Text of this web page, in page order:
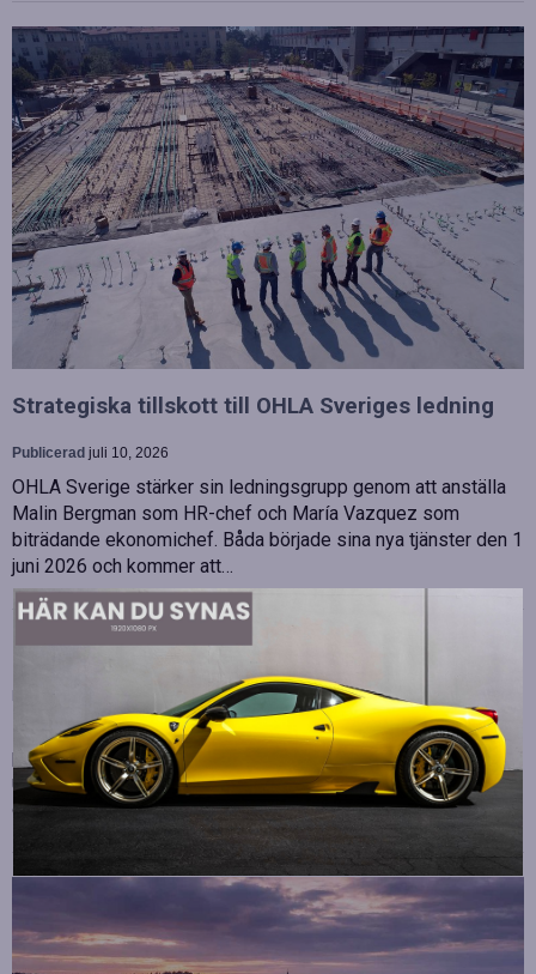
Strategiska tillskott till OHLA Sveriges ledning
Publicerad juli 10, 2026
OHLA Sverige stärker sin ledningsgrupp genom att anställa
Malin Bergman som HR-chef och María Vazquez som
biträdande ekonomichef. Båda började sina nya tjänster den 1
juni 2026 och kommer att…
Betydelsen av snabb internetanslutning för e-
sport
E-sport har utvecklats från att vara en hobby till en
professionell disciplin där varje millisekund kan avgöra
utgången av en tävling. Spelare lägger stor vikt vid hårdvara
och spelmekaniker, men…